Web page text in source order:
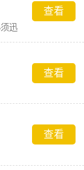
迅
查看
查看
查看